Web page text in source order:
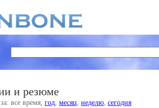
и резюме
все время,год,месяц,неделю,сегодня